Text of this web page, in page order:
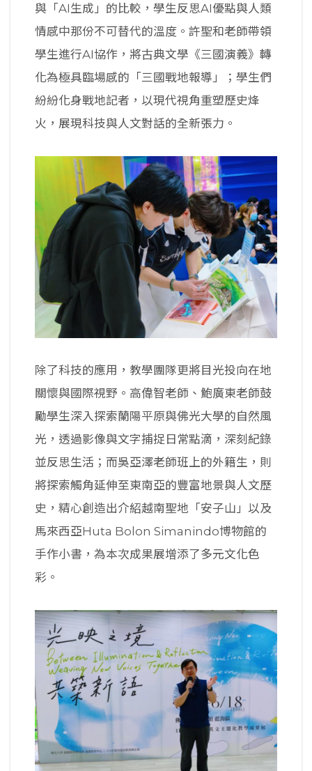
與「AI生成」的比較，學生反思AI優點與人類
情感中那份不可替代的溫度。許聖和老師帶領
學生進行AI協作，將古典文學《三國演義》轉
化為極具臨場感的「三國戰地報導」；學生們
紛紛化身戰地記者，以現代視角重塑歷史烽
火，展現科技與人文對話的全新張力。
除了科技的應用，教學團隊更將目光投向在地
關懷與國際視野。高偉智老師、鮑廣東老師鼓
勵學生深入探索蘭陽平原與佛光大學的自然風
光，透過影像與文字捕捉日常點滴，深刻紀錄
並反思生活；而吳亞澤老師班上的外籍生，則
將探索觸角延伸至東南亞的豐富地景與人文歷
史，精心創造出介紹越南聖地「安子山」以及
馬來西亞Huta Bolon Simanindo博物館的
手作小書，為本次成果展增添了多元文化色
彩。